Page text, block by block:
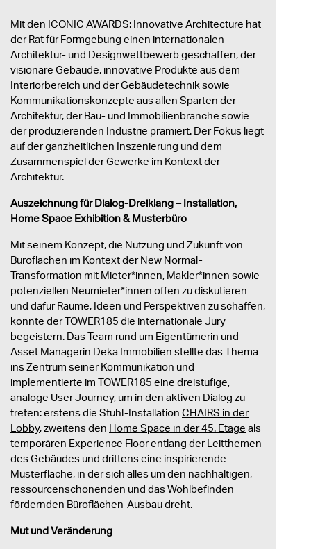
Mit den ICONIC AWARDS: Innovative Architecture hat
der Rat für Formgebung einen internationalen
Architektur- und Designwettbewerb geschaffen, der
visionäre Gebäude, innovative Produkte aus dem
Interiorbereich und der Gebäudetechnik sowie
Kommunikationskonzepte aus allen Sparten der
Architektur, der Bau- und Immobilienbranche sowie
der produzierenden Industrie prämiert. Der Fokus liegt
auf der ganzheitlichen Inszenierung und dem
Zusammenspiel der Gewerke im Kontext der
Architektur.
Auszeichnung für Dialog-Dreiklang – Installation,
Home Space Exhibition & Musterbüro
Mit seinem Konzept, die Nutzung und Zukunft von
Büroflächen im Kontext der New Normal-
Transformation mit Mieter*innen, Makler*innen sowie
potenziellen Neumieter*innen offen zu diskutieren
und dafür Räume, Ideen und Perspektiven zu schaffen,
konnte der TOWER185 die internationale Jury
begeistern. Das Team rund um Eigentümerin und
Asset Managerin Deka Immobilien stellte das Thema
ins Zentrum seiner Kommunikation und
implementierte im TOWER185 eine dreistufige,
analoge User Journey, um in den aktiven Dialog zu
treten: erstens die Stuhl-Installation CHAIRS in der
Lobby, zweitens den Home Space in der 45. Etage als
temporären Experience Floor entlang der Leitthemen
des Gebäudes und drittens eine inspirierende
Musterfläche, in der sich alles um den nachhaltigen,
ressourcenschonenden und das Wohlbefinden
fördernden Büroflächen-Ausbau dreht.
Mut und Veränderung